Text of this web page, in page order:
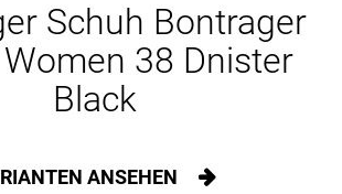
Schuh Bontrager
38 Dnister
Black
ANSEHEN